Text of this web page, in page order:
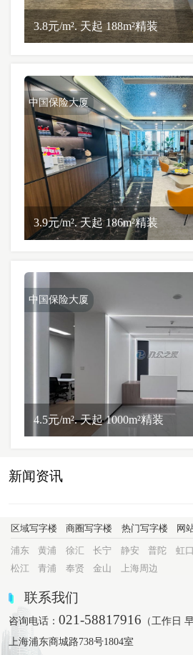
3.8元/m². 天起 188m²精装
中国保险大厦
3.9元/m². 天起 186m²精装
中国保险大厦
4.5元/m². 天起 1000m²精装
新闻资讯
区域写字楼 商圈写字楼 热门写字楼 网
浦东 黄浦 徐汇 长宁 静安 普陀 虹口
松江
青浦 奉贤 金山 上海周边
联系我们
咨询电话：021-58817916 （工作日
上海浦东商城路738号1804室